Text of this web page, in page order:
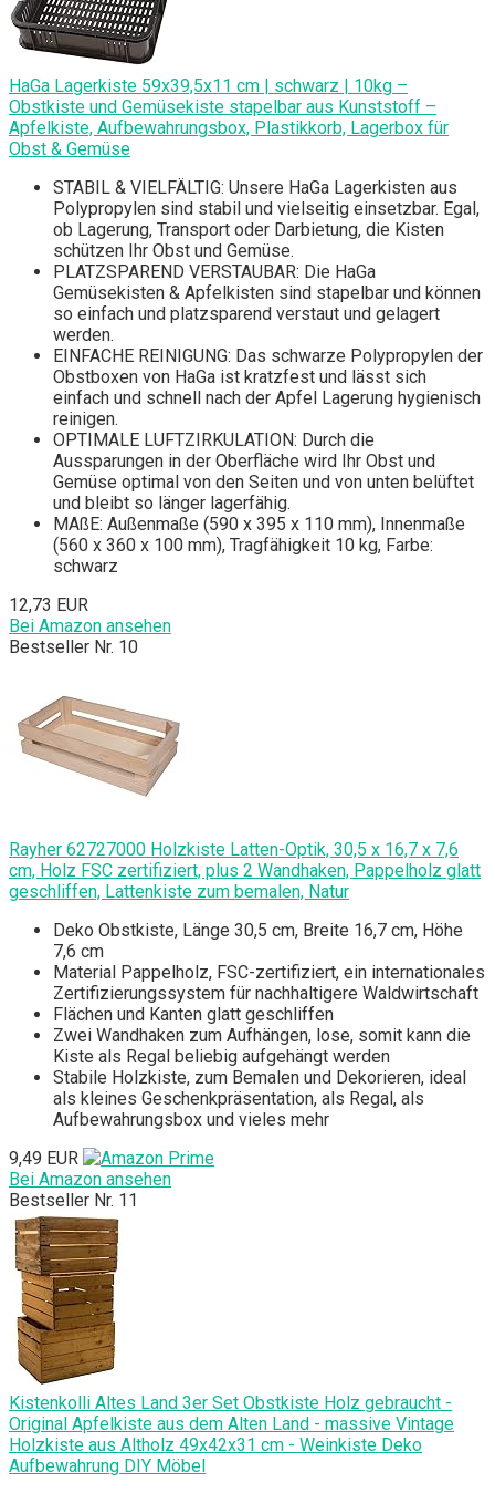
HaGa Lagerkiste 59x39,5x11 cm | schwarz | 10kg –
Obstkiste und Gemüsekiste stapelbar aus Kunststoff –
Apfelkiste, Aufbewahrungsbox, Plastikkorb, Lagerbox für
Obst & Gemüse
STABIL & VIELFÄLTIG: Unsere HaGa Lagerkisten aus
Polypropylen sind stabil und vielseitig einsetzbar. Egal,
ob Lagerung, Transport oder Darbietung, die Kisten
schützen Ihr Obst und Gemüse.
PLATZSPAREND VERSTAUBAR: Die HaGa
Gemüsekisten & Apfelkisten sind stapelbar und können
so einfach und platzsparend verstaut und gelagert
werden.
EINFACHE REINIGUNG: Das schwarze Polypropylen der
Obstboxen von HaGa ist kratzfest und lässt sich
einfach und schnell nach der Apfel Lagerung hygienisch
reinigen.
OPTIMALE LUFTZIRKULATION: Durch die
Aussparungen in der Oberfläche wird Ihr Obst und
Gemüse optimal von den Seiten und von unten belüftet
und bleibt so länger lagerfähig.
MAßE: Außenmaße (590 x 395 x 110 mm), Innenmaße
(560 x 360 x 100 mm), Tragfähigkeit 10 kg, Farbe:
schwarz
12,73 EUR
Bei Amazon ansehen
Bestseller Nr. 10
Rayher 62727000 Holzkiste Latten-Optik, 30,5 x 16,7 x 7,6
cm, Holz FSC zertifiziert, plus 2 Wandhaken, Pappelholz glatt
geschliffen, Lattenkiste zum bemalen, Natur
Deko Obstkiste, Länge 30,5 cm, Breite 16,7 cm, Höhe
7,6 cm
Material Pappelholz, FSC-zertifiziert, ein internationales
Zertifizierungssystem für nachhaltigere Waldwirtschaft
Flächen und Kanten glatt geschliffen
Zwei Wandhaken zum Aufhängen, lose, somit kann die
Kiste als Regal beliebig aufgehängt werden
Stabile Holzkiste, zum Bemalen und Dekorieren, ideal
als kleines Geschenkpräsentation, als Regal, als
Aufbewahrungsbox und vieles mehr
9,49 EUR
Bei Amazon ansehen
Bestseller Nr. 11
Kistenkolli Altes Land 3er Set Obstkiste Holz gebraucht -
Original Apfelkiste aus dem Alten Land - massive Vintage
Holzkiste aus Altholz 49x42x31 cm - Weinkiste Deko
Aufbewahrung DIY Möbel